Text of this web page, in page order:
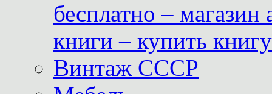
бесплатно –
книги – купить
Винтаж СССР